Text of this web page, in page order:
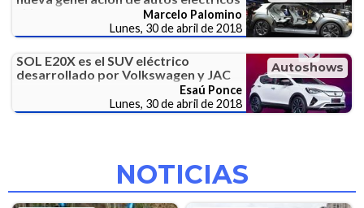
Marcelo Palomino
Lunes, 30 de abril de 2018
Autoshows
SOL E20X es el SUV eléctrico
desarrollado por Volkswagen y JAC
Esaú Ponce
Lunes, 30 de abril de 2018
NOTICIAS